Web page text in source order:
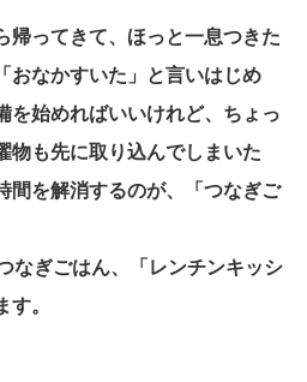
帰ってきて、ほっと一息つきた
おなかすいた」と言いはじめ
始めればいいけれど、ちょっ
物も先に取り込んでしまいた
間を解消するのが、「つなぎご
なぎごはん、「レンチンキッシ
。